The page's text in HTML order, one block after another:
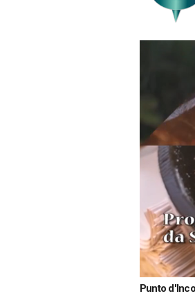
Unmute
Punto